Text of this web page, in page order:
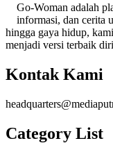
Go-Woman adalah
informasi, dan cerita
hingga gaya hidup,
menjadi versi terbaik
Kontak Kami
Category List